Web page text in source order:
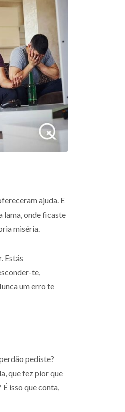
ajuda. E
lama, onde ficaste
miséria.
Estás
te,
um erro te
pediste?
que fez pior que
isso que conta,